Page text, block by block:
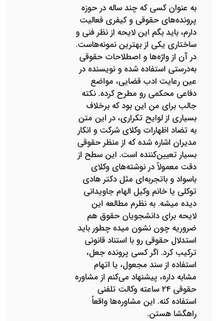
به عنوان کسی که چند ساله در حوزه
پرونده‌های حقوقی و کیفری فعالیت
دارم، باید بگم این لایحه از نظر فنی و
ساختاری یکی از بهترین نمونه‌هاست.
در آن از واژه‌ها و اصطلاحات حقوقی
به‌درستی استفاده شده و نویسنده در
عین رعایت ادب قضایی، مواضع
دفاعی محکمی رو مطرح کرده. نکته
جالب برای من این بود که برخلاف
بسیاری از لوایح تکراری، در این متن
به تضاد اظهارات وکلای شرکت و انکار
مدیران اشاره شده که از منظر حقوقی
بسیار تعیین‌کننده است. این سطح از
دقت معمولاً در نوشته‌های وکلای
باسواد و باتجربه‌ای مثل دکتر هادی
توکلی یا خانم وکیل الهام جاویدانی
دیده میشه. به نظرم مطالعه این
لایحه برای دانشجویان حقوق هم
ضروریه چون نشون میده چطور باید
استدلال حقوقی رو با استناد قانونی
ترکیب کرد. اگر کسی پرونده جعل،
استفاده از سند مجعول، یا اتهام
مشابه داره، پیشنهاد می‌کنم از مشاوره
حقوقی ۲۴ ساعته وکالت تلفنی
استفاده کنه. این مشاوره‌ها واقعاً
راهگشا هستن.